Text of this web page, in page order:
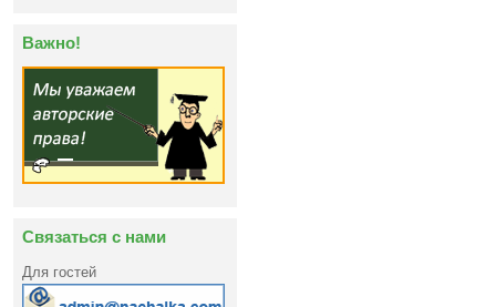
Важно!
Связаться с нами
Для гостей